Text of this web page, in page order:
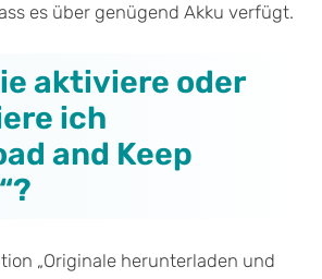
es über genügend Akku verfügt.
aktiviere oder
ich
and Keep
„Originale herunterladen und